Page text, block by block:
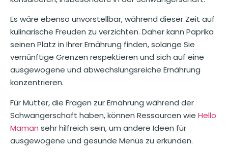
Es wäre ebenso unvorstellbar, während dieser Zeit auf
kulinarische Freuden zu verzichten. Daher kann Paprika
seinen Platz in Ihrer Ernährung finden, solange Sie
vernünftige Grenzen respektieren und sich auf eine
ausgewogene und abwechslungsreiche Ernährung
konzentrieren.
Für Mütter, die Fragen zur Ernährung während der
Schwangerschaft haben, können Ressourcen wie Hello
Maman sehr hilfreich sein, um andere Ideen für
ausgewogene und gesunde Menüs zu erkunden.